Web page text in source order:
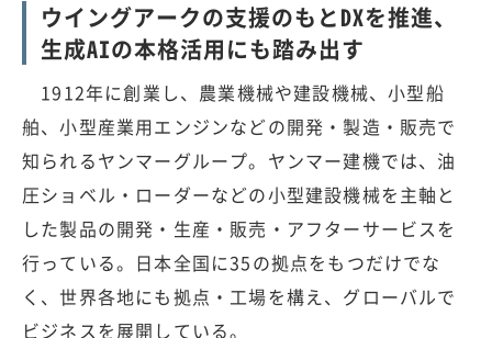
ウイングアークの支援のもとDXを推進、
生成AIの本格活用にも踏み出す
1912年に創業し、農業機械や建設機械、小型船
舶、小型産業用エンジンなどの開発・製造・販売で
知られるヤンマーグループ。ヤンマー建機では、油
圧ショベル・ローダーなどの小型建設機械を主軸と
した製品の開発・生産・販売・アフターサービスを
行っている。日本全国に35の拠点をもつだけでな
く、世界各地にも拠点・工場を構え、グローバルで
ビジネスを展開している。